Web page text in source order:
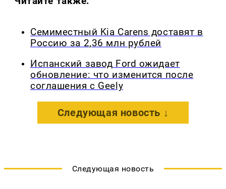
Семиместный Kia Carens доставят в
Россию за 2,36 млн рублей
Испанский завод Ford ожидает
обновление: что изменится после
соглашения с Geely
Следующая новость ↓
Следующая новость